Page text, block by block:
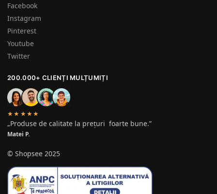
Facebook
Instagram
Pinterest
Youtube
Twitter
200.000+ CLIENȚI MULȚUMIȚI
★★★★★
„Produse de calitate la prețuri foarte bune.”
Matei P.
© Shopsee 2025